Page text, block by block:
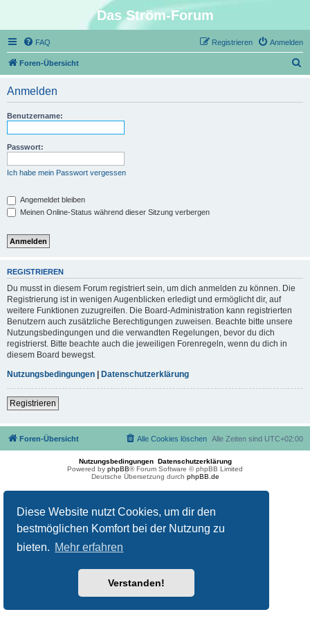
Diese Website nutzt Cookies, um dir den
bestmöglichen Komfort bei der Nutzung zu
bieten. Mehr erfahren
Verstanden!
Das Ström-Forum
FAQ Anmelden
Registrieren
Foren-Übersicht
Anmelden
Benutzername:
Passwort:
Ich habe mein Passwort vergessen
Angemeldet bleiben
Meinen Online-Status während dieser Sitzung verbergen
REGISTRIEREN
Du musst in diesem Forum registriert sein, um dich anmelden zu können. Die
Registrierung ist in wenigen Augenblicken erledigt und ermöglicht dir, auf
weitere Funktionen zuzugreifen. Die Board-Administration kann registrierten
Benutzern auch zusätzliche Berechtigungen zuweisen. Beachte bitte unsere
Nutzungsbedingungen und die verwandten Regelungen, bevor du dich
registrierst. Bitte beachte auch die jeweiligen Forenregeln, wenn du dich in
diesem Board bewegst.
Nutzungsbedingungen | Datenschutzerklärung
Registrieren
Foren-Übersicht Alle Zeiten sind UTC+02:00
Alle Cookies löschen
Nutzungsbedingungen Datenschutzerklärung
Powered by phpBB® Forum Software © phpBB Limited
Deutsche Übersetzung durch phpBB.de